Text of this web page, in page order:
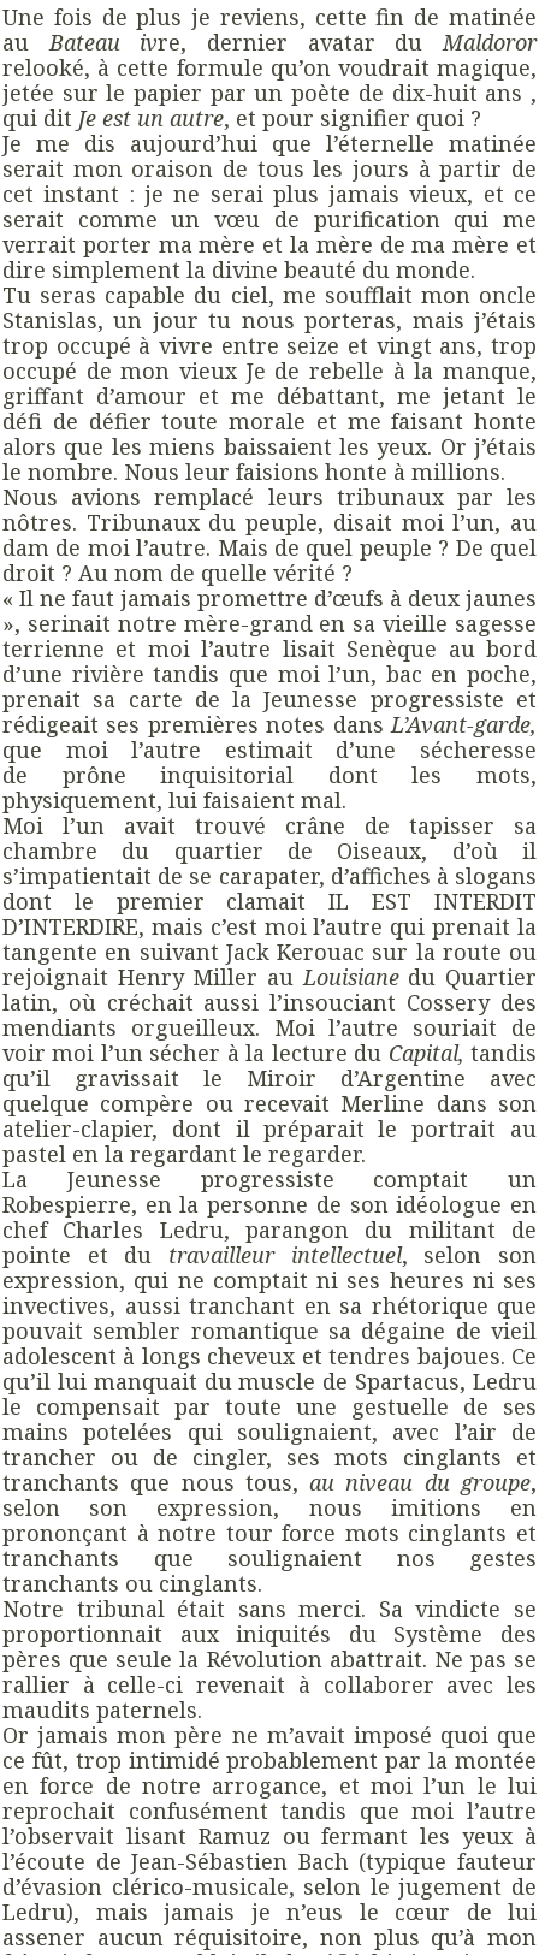
Une fois de plus je reviens, cette fin de matinée
auBateau ivre, dernier avatar duMaldoror
relooké, à cette formule qu’on voudrait magique,
jetée sur le papier par un poète de dix-huit ans ,
qui dit Je est un autre, et pour signifier quoi ?
Je me dis aujourd’hui que l’éternelle matinée
serait mon oraison de tous les jours à partir de
cet instant : je ne serai plus jamais vieux, et ce
serait comme un vœu de purification qui me
verrait porter ma mère et la mère de ma mère et
dire simplement la divine beauté du monde.
Tu seras capable du ciel, me soufflait mon oncle
Stanislas, un jour tu nous porteras, mais j’étais
trop occupé à vivre entre seize et vingt ans, trop
occupé de mon vieux Je de rebelle à la manque,
griffant d’amour et me débattant, me jetant le
défi de défier toute morale et me faisant honte
alors que les miens baissaient les yeux. Or j’étais
le nombre. Nous leur faisions honte à millions.
Nous avions remplacé leurs tribunaux par les
nôtres. Tribunaux du peuple, disait moi l’un, au
dam de moi l’autre. Mais de quel peuple ? De quel
droit ? Au nom de quelle vérité ?
« Il ne faut jamais promettre d’œufs à deux jaunes
», serinait notre mère-grand en sa vieille sagesse
terrienne et moi l’autre lisait Senèque au bord
d’une rivière tandis que moi l’un, bac en poche,
prenait sa carte de la Jeunesse progressiste et
rédigeait ses premières notes dansL’Avant-garde,
que moi l’autre estimait d’une sécheresse
de prône inquisitorial dont les mots,
physiquement, lui faisaient mal.
Moi l’un avait trouvé crâne de tapisser sa
chambre du quartier de Oiseaux, d’où il
s’impatientait de se carapater, d’affiches à slogans
dont le premier clamait IL EST INTERDIT
D’INTERDIRE, mais c’est moi l’autre qui prenait la
tangente en suivant Jack Kerouac sur la route ou
rejoignait Henry Miller auLouisianedu Quartier
latin, où créchait aussi l’insouciant Cossery des
mendiants orgueilleux. Moi l’autre souriait de
voir moi l’un sécher à la lecture du Capital, tandis
qu’il gravissait le Miroir d’Argentine avec
quelque compère ou recevait Merline dans son
atelier-clapier, dont il préparait le portrait au
pastel en la regardant le regarder.
La Jeunesse progressiste comptait un
Robespierre, en la personne de son idéologue en
chef Charles Ledru, parangon du militant de
pointe et du travailleur intellectuel, selon son
expression, qui ne comptait ni ses heures ni ses
invectives, aussi tranchant en sa rhétorique que
pouvait sembler romantique sa dégaine de vieil
adolescent à longs cheveux et tendres bajoues. Ce
qu’il lui manquait du muscle de Spartacus, Ledru
le compensait par toute une gestuelle de ses
mains potelées qui soulignaient, avec l’air de
trancher ou de cingler, ses mots cinglants et
tranchants que nous tous,au niveau du groupe,
selon son expression, nous imitions en
prononçant à notre tour force mots cinglants et
tranchants que soulignaient nos gestes
tranchants ou cinglants.
Notre tribunal était sans merci. Sa vindicte se
proportionnait aux iniquités du Système des
pères que seule la Révolution abattrait. Ne pas se
rallier à celle-ci revenait à collaborer avec les
maudits paternels.
Or jamais mon père ne m’avait imposé quoi que
ce fût, trop intimidé probablement par la montée
en force de notre arrogance, et moi l’un le lui
reprochait confusément tandis que moi l’autre
l’observait lisant Ramuz ou fermant les yeux à
l’écoute de Jean-Sébastien Bach (typique fauteur
d’évasion clérico-musicale, selon le jugement de
Ledru), mais jamais je n’eus le cœur de lui
assener aucun réquisitoire, non plus qu’à mon